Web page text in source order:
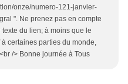
onze/numero-121-janvier-
". Ne prenez pas en compte
du lien; à moins que le
certaines parties du monde,
/> Bonne journée à Tous